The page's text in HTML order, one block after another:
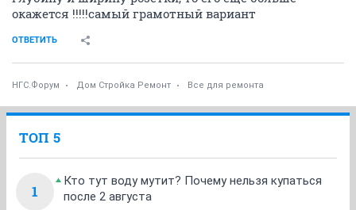
окажется !!!!!самый грамотный вариант
ОТВЕТИТЬ
НГС.Форум Дом Стройка Ремонт Все для ремонта
ТОП 5
1
Кто тут воду мутит? Почему нельзя купаться
после 2 августа